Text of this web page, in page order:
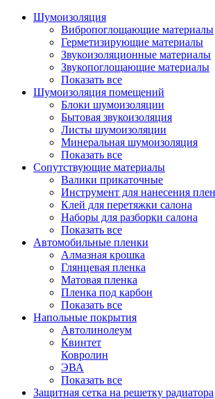
Шумоизоляция
Вибропоглощающие материалы
Герметизирующие материалы
Звукоизоляционные материалы
Звукопоглощающие материалы
Показать все
Шумоизоляция помещений
Блоки шумоизоляции
Бытовая звукоизоляция
Листы шумоизоляции
Минеральная шумоизоляция
Показать все
Сопутствующие материалы
Валики прикаточные
Инструмент для нанесения
Клей для перетяжки салона
Наборы для разборки салона
Показать все
Автомобильные пленки
Алмазная крошка
Глянцевая пленка
Матовая пленка
Пленка под карбон
Показать все
Напольные покрытия
Автолинолеум
Квинтет
Ковролин
ЭВА
Показать все
Защитная сетка на решетку радиатора